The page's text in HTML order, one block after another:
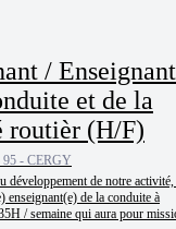
/
et de la
routièr (H/F)
95 - CERGY
développement de notre
enseignant(e) de la conduite à
/ semaine qui aura pour